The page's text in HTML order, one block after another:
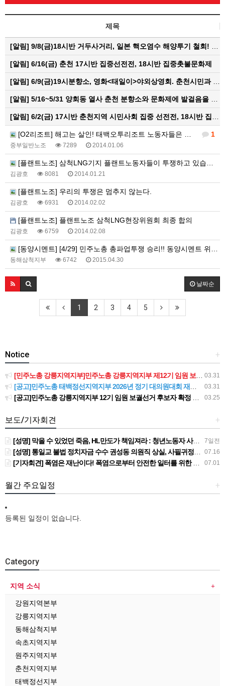
제목
[알림] 9/8(금)18시반 거두사거리, 일본 핵오염수 해양투기 철회! 춘천시민대회
[알림] 6/16(금) 춘천 17시반 집중선전전, 18시반 집중촛불문화제
[알림] 6/9(금)19시분향소, 영화<태일이>야외상영회. 춘천시민과 함께하는 한여름밤의 영화산책
[알림] 5/16~5/31 양회동 열사 춘천 분향소와 문화제에 발걸음을 내어주신 모든 분들께 감사인사를 올립니다.
[알림] 6/2(금) 17시반 춘천지역 시민사회 집중 선전전, 18시반 집중 촛불문화제
1
[O2리조트] 해고는 살인! 태백오투리조트 노동자들은 반드시 현장으로 돌아갈 것이다!!
중부일반노조 7289 2014.01.06
[플랜트노조] 삼척LNG기지 플랜트노동자들이 투쟁하고 있습니다.
김광호 8081 2014.01.21
[플랜트노조] 우리의 투쟁은 멈추지 않는다.
김광호 6931 2014.02.02
[플랜트노조] 플랜트노조 삼척LNG현장위원회 최종 합의
김광호 6759 2014.02.08
[동양시멘트] [4/29] 민주노총 총파업투쟁 승리!! 동양시멘트 위장도급 분쇄!! 민주노총 동해삼척지부 공동행동
동해삼척지부 6742 2015.04.30
날짜순
1 2 3 4 5
+
Notice
03.31
[민주노총 강릉지역지부]민주노총 강릉지역지부 제12기 임원 보궐선거결과 공고
03.31
[공고]민주노총 태백정선지역지부 2026년 정기 대의원대회 재소집 건
03.25
[공고]민주노총 강릉지역지부 12기 임원 보궐선거 후보자 확정 공고
+
보도/기자회견
7일전
[성명] 막을 수 있었던 죽음, HL만도가 책임져라 : 청년노동자 사망사고의 철저한 진상규명과 재발방지 대책 마련하라
07.16
[성명] 통일교 불법 정치자금 수수 권성동 의원직 상실, 사필귀정이다
07.01
[기자회견] 폭염은 재난이다! 폭염으로부터 안전한 일터를 위한 민주노총 강원지역본부 폭염감시단 선포 기자회견
+
월간 주요일정
등록된 일정이 없습니다.
Category
지역 소식
강원지역본부
강릉지역지부
동해삼척지부
속초지역지부
원주지역지부
춘천지역지부
태백정선지부